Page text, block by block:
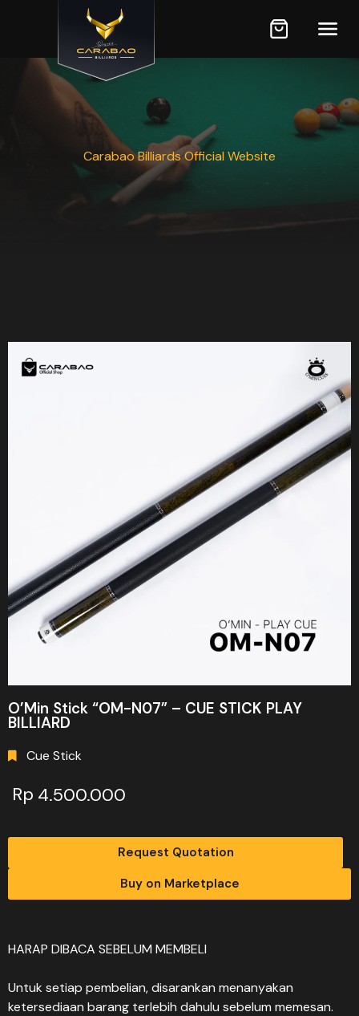
Carabao Billiards Official Website
O’Min Stick “OM-N07” – CUE STICK PLAY
BILLIARD
Cue Stick
Rp 4.500.000
Request Quotation
Buy on Marketplace
HARAP DIBACA SEBELUM MEMBELI
Untuk setiap pembelian, disarankan menanyakan
ketersediaan barang terlebih dahulu sebelum memesan.